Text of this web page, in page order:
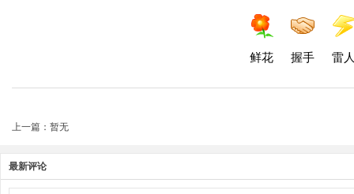
鲜花 握手 雷
上一篇：暂无
最新评论